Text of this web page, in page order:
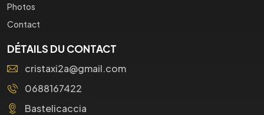
Photos
Contact
DÉTAILS DU CONTACT
cristaxi2a@gmail.com
0688167422
Bastelicaccia